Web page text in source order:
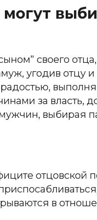
могут
своего
угодив отцу
радостью,
за власть,
мужчин, выбирая
в